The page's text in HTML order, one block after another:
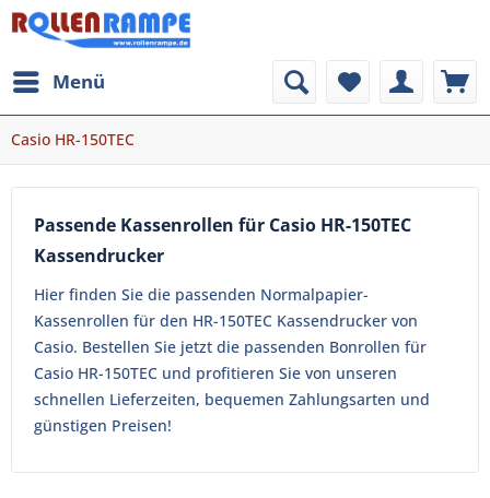
Menü
Casio HR-150TEC
Passende Kassenrollen für Casio HR-150TEC
Kassendrucker
Hier finden Sie die passenden Normalpapier-
Kassenrollen für den HR-150TEC Kassendrucker von
Casio. Bestellen Sie jetzt die passenden Bonrollen für
Casio HR-150TEC und profitieren Sie von unseren
schnellen Lieferzeiten, bequemen Zahlungsarten und
günstigen Preisen!